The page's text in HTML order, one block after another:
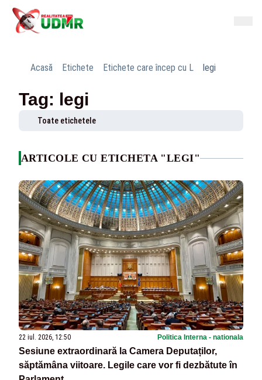
Acasă Etichete Etichete care încep cu L legi
Tag: legi
Toate etichetele
ARTICOLE CU ETICHETA "LEGI"
22 iul. 2026, 12:50 Politica Interna - nationala
Sesiune extraordinară la Camera Deputaților,
săptămâna viitoare. Legile care vor fi dezbătute în